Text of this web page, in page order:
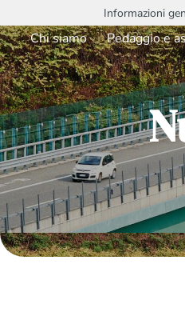
Informazioni
Chi siamo Pedaggio e